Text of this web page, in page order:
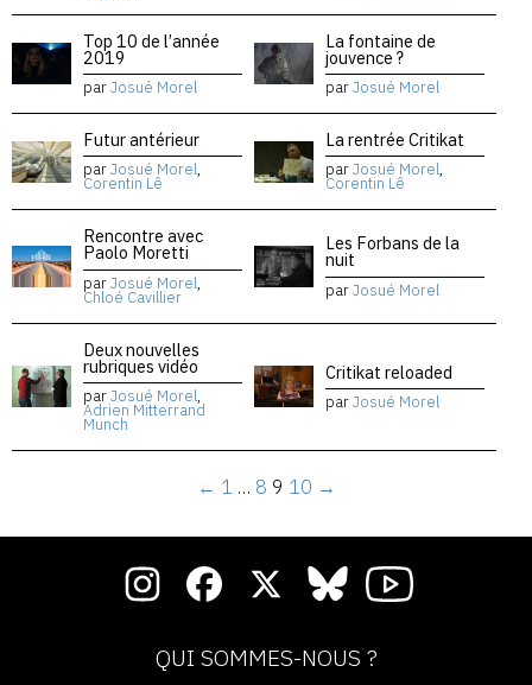
Top 10 de l’année
2019
parJosué Morel
La fontaine de
jouvence ?
parJosué Morel
Futur antérieur
parJosué Morel,
Corentin Lê
La rentrée Critikat
parJosué Morel,
Corentin Lê
Rencontre avec
Paolo Moretti
parJosué Morel,
Chloé Cavillier
Les Forbans de la
nuit
parJosué Morel
Deux nouvelles
rubriques vidéo
parJosué Morel,
Adrien Mitterrand
Munch
Critikat reloaded
parJosué Morel
← 1 … 8 9 10 →
QUI SOMMES-NOUS ?